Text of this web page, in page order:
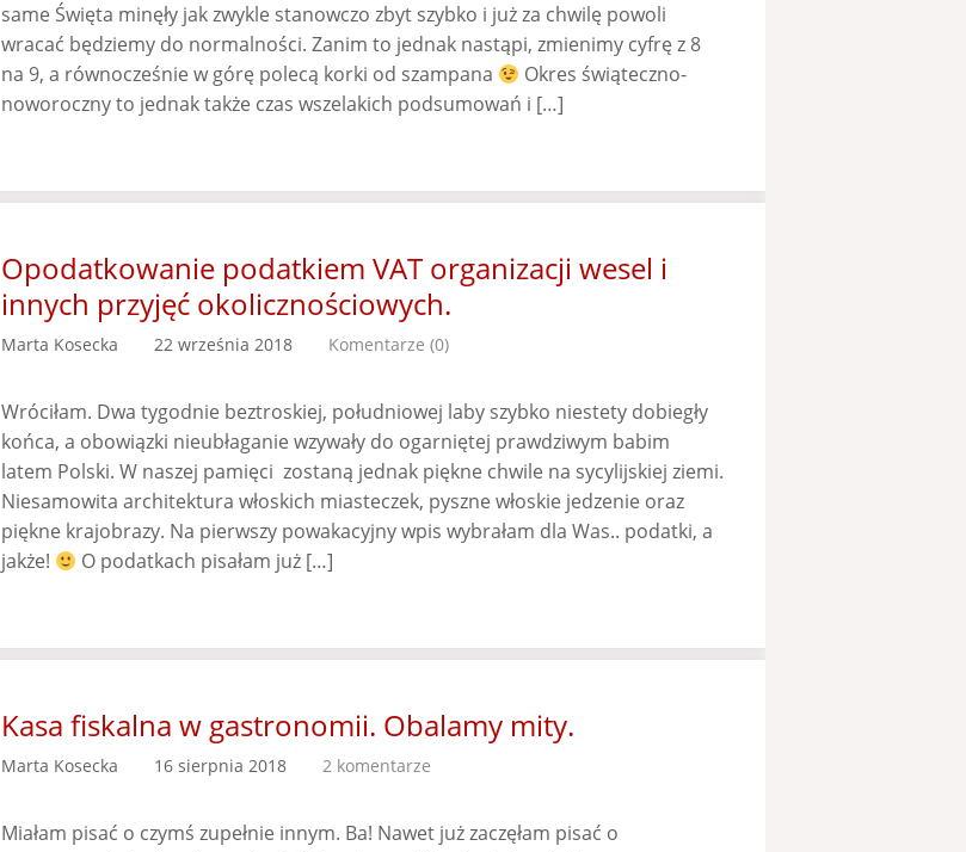
same Święta minęły jak zwykle stanowczo zbyt szybko i już za chwilę powoli
wracać będziemy do normalności. Zanim to jednak nastąpi, zmienimy cyfrę z 8
na 9, a równocześnie w górę polecą korki od szampana
Okres świąteczno-
noworoczny to jednak także czas wszelakich podsumowań i […]
Opodatkowanie podatkiem VAT organizacji wesel i
innych przyjęć okolicznościowych.
Marta Kosecka 22 września 2018 Komentarze (0)
Wróciłam. Dwa tygodnie beztroskiej, południowej laby szybko niestety dobiegły
końca, a obowiązki nieubłaganie wzywały do ogarniętej prawdziwym babim
latem Polski. W naszej pamięci zostaną jednak piękne chwile na sycylijskiej ziemi.
Niesamowita architektura włoskich miasteczek, pyszne włoskie jedzenie oraz
piękne krajobrazy. Na pierwszy powakacyjny wpis wybrałam dla Was.. podatki, a
jakże!
O podatkach pisałam już […]
Kasa fiskalna w gastronomii. Obalamy mity.
Marta Kosecka 16 sierpnia 2018 2 komentarze
Miałam pisać o czymś zupełnie innym. Ba! Nawet już zaczęłam pisać o